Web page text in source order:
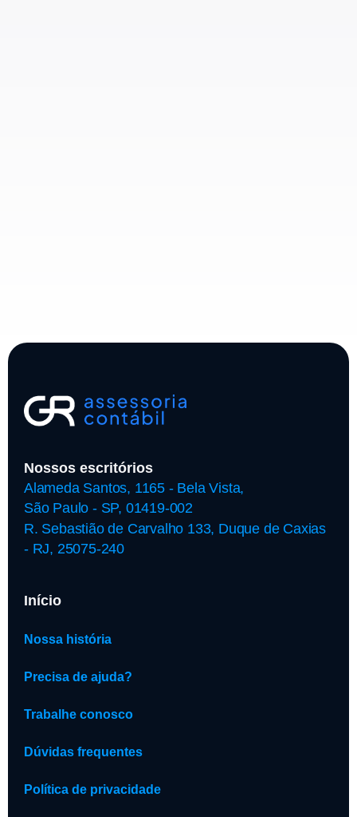
Nossos escritórios
Alameda Santos, 1165 - Bela Vista,
São Paulo - SP, 01419-002
R. Sebastião de Carvalho 133, Duque de Caxias
- RJ, 25075-240
Início
Nossa história
Precisa de ajuda?
Trabalhe conosco
Dúvidas frequentes
Política de privacidade